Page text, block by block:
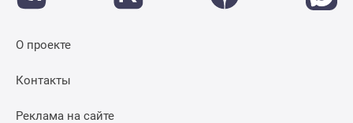
О проекте
Контакты
Реклама на сайте